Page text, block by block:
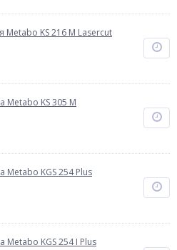
Metabo KS 216 M Lasercut
Metabo KS 305 M
Metabo KGS 254 Plus
KGS 254 I Plus